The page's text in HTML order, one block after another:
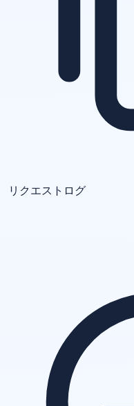
リクエストログ